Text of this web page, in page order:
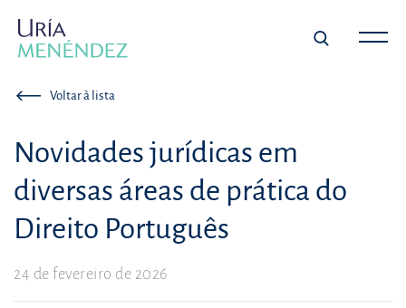
Voltar à lista
Novidades jurídicas em
diversas áreas de prática do
Direito Português
24 de fevereiro de 2026